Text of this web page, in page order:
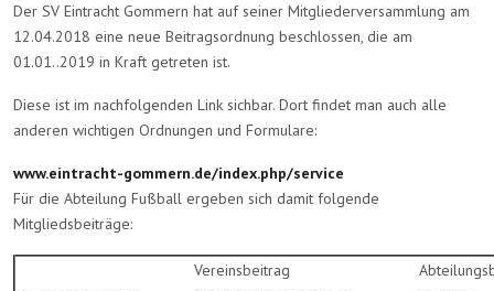
Der SV Eintracht Gommern hat auf seiner Mitgliederversammlung am
12.04.2018 eine neue Beitragsordnung beschlossen, die am
01.01..2019 in Kraft getreten ist.
Diese ist im nachfolgenden Link sichbar. Dort findet man auch alle
anderen wichtigen Ordnungen und Formulare:
www.eintracht-gommern.de/index.php/service
Für die Abteilung Fußball ergeben sich damit folgende
Mitgliedsbeiträge:
Vereinsbeitrag